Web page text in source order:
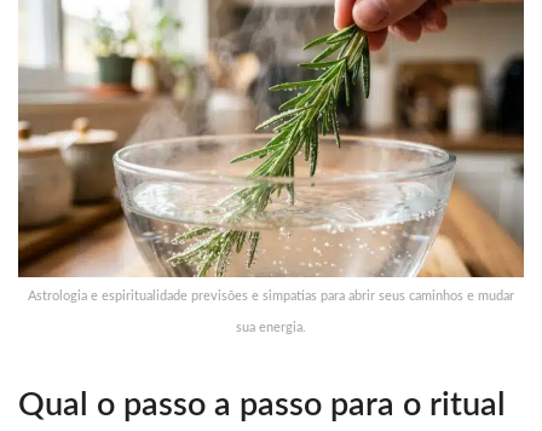
Astrologia e espiritualidade previsões e simpatias para abrir seus caminhos e mudar
sua energia.
Qual o passo a passo para o ritual